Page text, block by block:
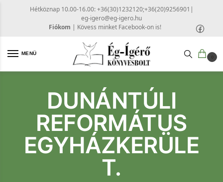
Hétköznap 10.00-16.00: +36(30)1232120;+36(20)9256901 |
eg-igero@eg-igero.hu
Fiókom | Kövess minket Facebook-on is!
MENÜ
0
DUNÁNTÚLI
REFORMÁTUS
EGYHÁZKERÜLE
T.